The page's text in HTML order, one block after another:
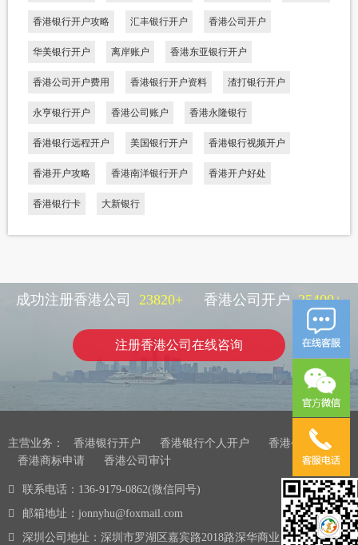
香港银行开户攻略 汇丰银行开户 香港公司开户
华美银行开户 离岸账户 香港东亚银行开户
香港公司开户费用 香港银行开户资料 渣打银行开户
永亨银行开户 香港公司账户 香港永隆银行
香港银行远程开户 美国银行开户 香港银行视频开户
香港开户攻略 香港南洋银行开户 香港开户好处
香港银行卡 大新银行
成功注册香港公司 23820+ 香港公司开户 25400+
注册香港公司在线咨询
主营业务： 香港银行开户 香港银行个人开户
香港公司注册
香港商标申请
香港公司审计
联系电话：136-9179-0862(微信同号)
邮箱地址：jonnyhu@foxmail.com
深圳公司地址：深圳市罗湖区嘉宾路2018路深华商业